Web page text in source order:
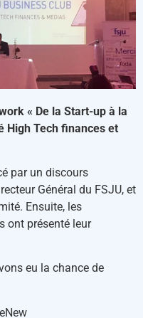
« De la Start-up à la
High Tech finances et
par un discours
Général du FSJU, et
Ensuite, les
ont présenté leur
eu la chance de